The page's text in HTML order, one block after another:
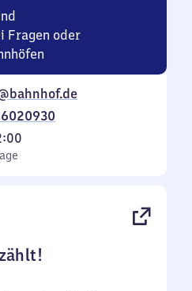
Fragen oder